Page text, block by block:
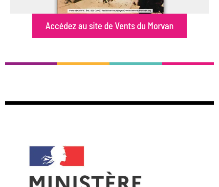
Accédez au site de Vents du Morvan